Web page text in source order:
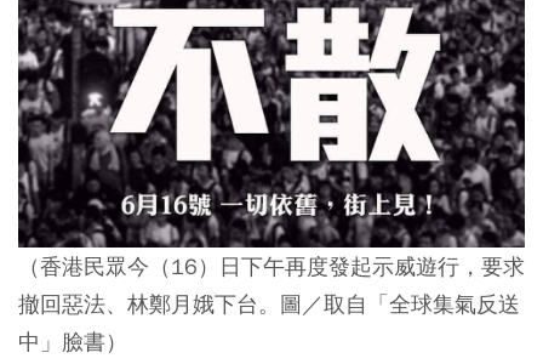
（香港民眾今（16）日下午再度發起示威遊行，要求
撤回惡法、林鄭月娥下台。圖／取自「全球集氣反送
中」臉書）